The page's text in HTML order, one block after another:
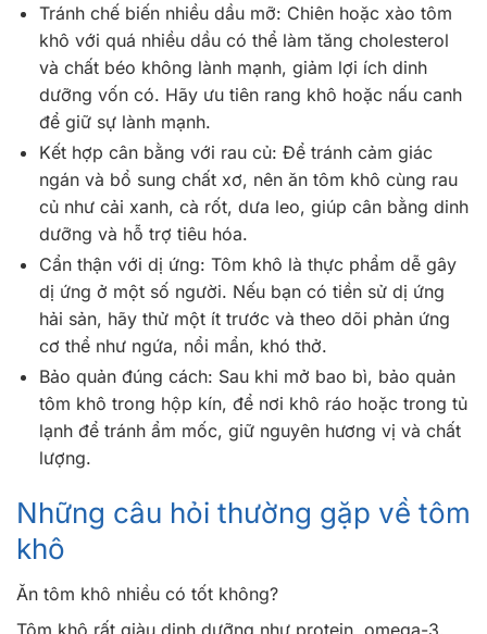
Tránh chế biến nhiều dầu mỡ: Chiên hoặc xào tôm
khô với quá nhiều dầu có thể làm tăng cholesterol
và chất béo không lành mạnh, giảm lợi ích dinh
dưỡng vốn có. Hãy ưu tiên rang khô hoặc nấu canh
để giữ sự lành mạnh.
Kết hợp cân bằng với rau củ: Để tránh cảm giác
ngán và bổ sung chất xơ, nên ăn tôm khô cùng rau
củ như cải xanh, cà rốt, dưa leo, giúp cân bằng dinh
dưỡng và hỗ trợ tiêu hóa.
Cẩn thận với dị ứng: Tôm khô là thực phẩm dễ gây
dị ứng ở một số người. Nếu bạn có tiền sử dị ứng
hải sản, hãy thử một ít trước và theo dõi phản ứng
cơ thể như ngứa, nổi mẩn, khó thở.
Bảo quản đúng cách: Sau khi mở bao bì, bảo quản
tôm khô trong hộp kín, để nơi khô ráo hoặc trong tủ
lạnh để tránh ẩm mốc, giữ nguyên hương vị và chất
lượng.
Những câu hỏi thường gặp về tôm
khô
Ăn tôm khô nhiều có tốt không?
Tôm khô rất giàu dinh dưỡng như protein, omega-3,